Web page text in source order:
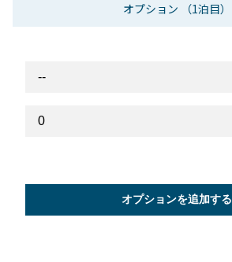
オプション （1泊目）
オプションを追加する